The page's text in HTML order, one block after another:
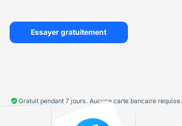
Essayer gratuitement
Gratuit pendant 7 jours. Aucune carte bancaire requise.